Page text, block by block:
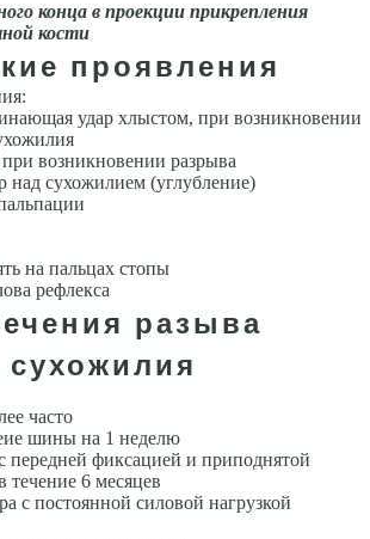
конца в проекции прикрепления
кости
проявления
удар хлыстом, при возникновении
возникновении разрыва
над сухожилием (углубление)
на пальцах стопы
рефлекса
разыва
часто
шины на 1 неделю
передней фиксацией и приподнятой
течение 6 месяцев
с постоянной силовой нагрузкой